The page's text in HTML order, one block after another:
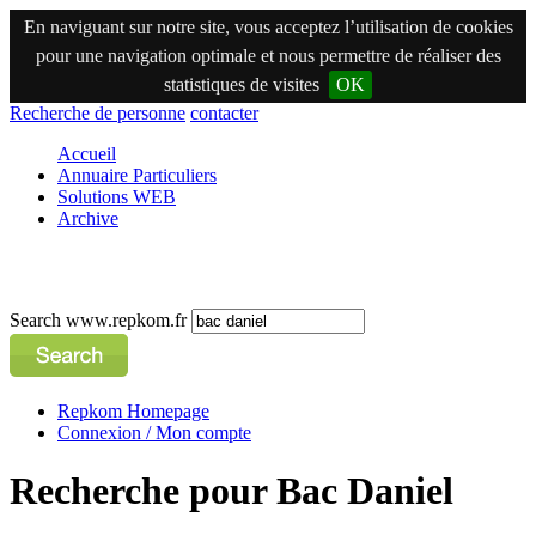
En naviguant sur notre site, vous acceptez l’utilisation de cookies
pour une navigation optimale et nous permettre de réaliser des
statistiques de visites
OK
Recherche de personne contacter
Accueil
Annuaire Particuliers
Solutions WEB
Archive
Search www.repkom.fr
Repkom Homepage
Connexion / Mon compte
Recherche pour Bac Daniel